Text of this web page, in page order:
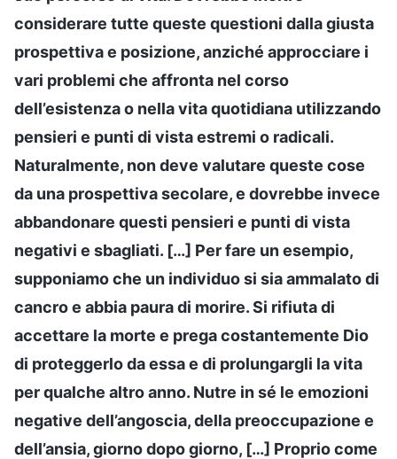
considerare tutte queste questioni dalla giusta
prospettiva e posizione, anziché approcciare i
vari problemi che affronta nel corso
dell’esistenza o nella vita quotidiana utilizzando
pensieri e punti di vista estremi o radicali.
Naturalmente, non deve valutare queste cose
da una prospettiva secolare, e dovrebbe invece
abbandonare questi pensieri e punti di vista
negativi e sbagliati. […] Per fare un esempio,
supponiamo che un individuo si sia ammalato di
cancro e abbia paura di morire. Si rifiuta di
accettare la morte e prega costantemente Dio
di proteggerlo da essa e di prolungargli la vita
per qualche altro anno. Nutre in sé le emozioni
negative dell’angoscia, della preoccupazione e
dell’ansia, giorno dopo giorno, […] Proprio come